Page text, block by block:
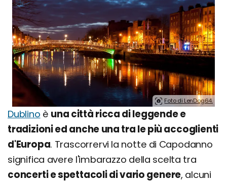
Foto di LenDog64.
Dublino è una città ricca di leggende e
tradizioni ed anche una tra le più accoglienti
d'Europa. Trascorrervi la notte di Capodanno
significa avere l'imbarazzo della scelta tra
concerti e spettacoli di vario genere, alcuni